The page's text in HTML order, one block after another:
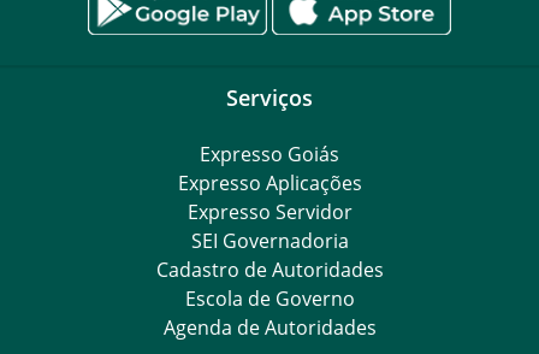
Serviços
Expresso Goiás
Expresso Aplicações
Expresso Servidor
SEI Governadoria
Cadastro de Autoridades
Escola de Governo
Agenda de Autoridades